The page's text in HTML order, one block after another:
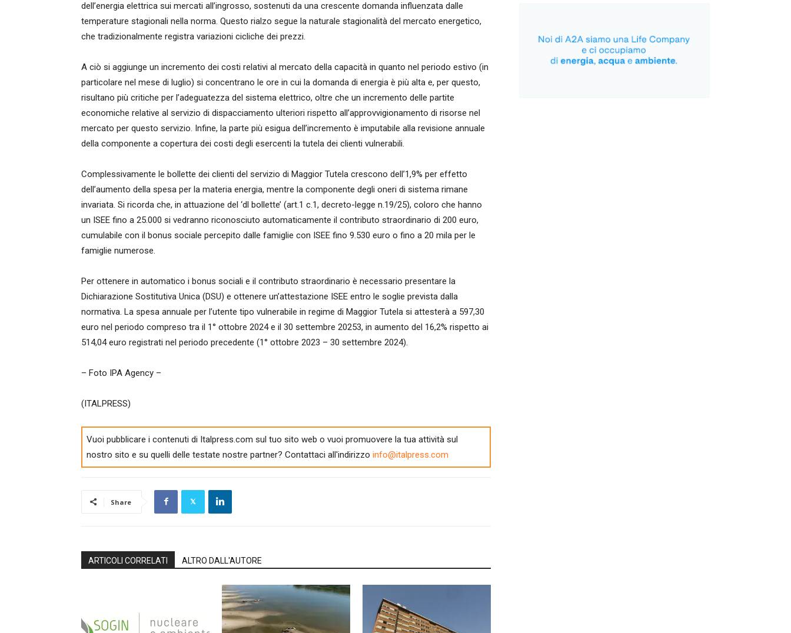
dell’energia elettrica sui mercati all’ingrosso, sostenuti da una crescente domanda influenzata dalle
temperature stagionali nella norma. Questo rialzo segue la naturale stagionalità del mercato energetico,
che tradizionalmente registra variazioni cicliche dei prezzi.
A ciò si aggiunge un incremento dei costi relativi al mercato della capacità in quanto nel periodo estivo (in
particolare nel mese di luglio) si concentrano le ore in cui la domanda di energia è più alta e, per questo,
risultano più critiche per l’adeguatezza del sistema elettrico, oltre che un incremento delle partite
economiche relative al servizio di dispacciamento ulteriori rispetto all’approvvigionamento di risorse nel
mercato per questo servizio. Infine, la parte più esigua dell’incremento è imputabile alla revisione annuale
della componente a copertura dei costi degli esercenti la tutela dei clienti vulnerabili.
Complessivamente le bollette dei clienti del servizio di Maggior Tutela crescono dell’1,9% per effetto
dell’aumento della spesa per la materia energia, mentre la componente degli oneri di sistema rimane
invariata. Si ricorda che, in attuazione del ‘dl bollette’ (art.1 c.1, decreto-legge n.19/25), coloro che hanno
un ISEE fino a 25.000 si vedranno riconosciuto automaticamente il contributo straordinario di 200 euro,
cumulabile con il bonus sociale percepito dalle famiglie con ISEE fino 9.530 euro o fino a 20 mila per le
famiglie numerose.
Per ottenere in automatico i bonus sociali e il contributo straordinario è necessario presentare la
Dichiarazione Sostitutiva Unica (DSU) e ottenere un’attestazione ISEE entro le soglie prevista dalla
normativa. La spesa annuale per l’utente tipo vulnerabile in regime di Maggior Tutela si attesterà a 597,30
euro nel periodo compreso tra il 1° ottobre 2024 e il 30 settembre 20253, in aumento del 16,2% rispetto ai
514,04 euro registrati nel periodo precedente (1° ottobre 2023 – 30 settembre 2024).
– Foto IPA Agency –
(ITALPRESS)
Vuoi pubblicare i contenuti di Italpress.com sul tuo sito web o vuoi promuovere la tua attività sul
nostro sito e su quelli delle testate nostre partner? Contattaci all'indirizzo info@italpress.com
Share
ARTICOLI CORRELATI ALTRO DALL'AUTORE